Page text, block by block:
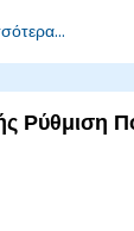
τις
καλύτερη
τεχνικές.
Ρύθμιση